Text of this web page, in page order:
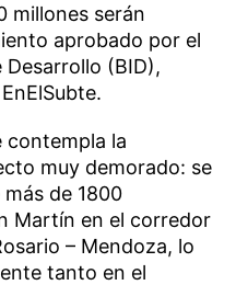
millones serán
aprobado por el
(BID),
contempla la
muy demorado: se
de 1800
Martín en el corredor
– Mendoza, lo
tanto en el